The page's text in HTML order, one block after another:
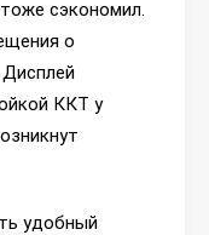
сэкономил.
о
ККТ у
удобный